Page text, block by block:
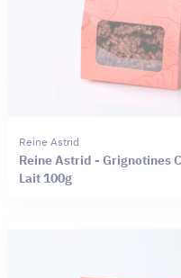
Reine Astrid
Reine Astrid - Grignotines
Lait 100g